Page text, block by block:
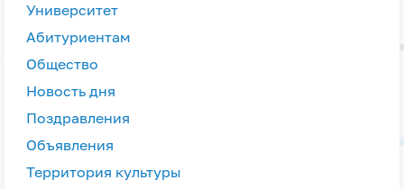
Университет
Абитуриентам
Общество
Новость дня
Поздравления
Объявления
Территория культуры